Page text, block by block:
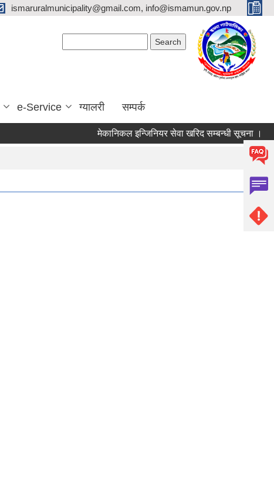
ismaruralmunicipality@gmail.com, info@ismamun.gov.np
e-Service ग्यालरी सम्पर्क
मेकानिकल इन्जिनियर सेवा खरिद सम्बन्धी सूचना ।